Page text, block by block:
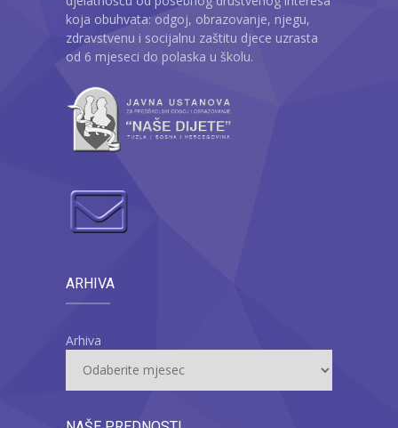
koja obuhvata: odgoj, obrazovanje, njegu,
zdravstvenu i socijalnu zaštitu djece uzrasta
od 6 mjeseci do polaska u školu.
ARHIVA
Arhiva